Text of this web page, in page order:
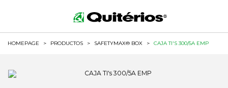
HOMEPAGE > PRODUCTOS > SAFETYMAX® BOX > CAJA TI'S 300/5A EMP